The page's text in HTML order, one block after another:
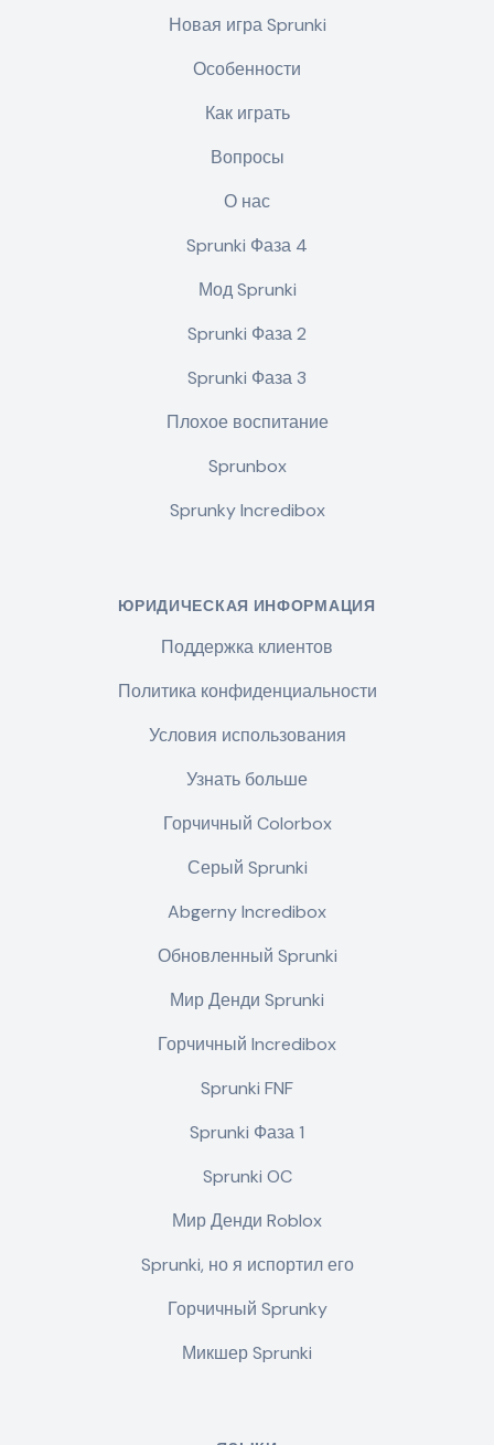
Новая игра Sprunki
Особенности
Как играть
Вопросы
О нас
Sprunki Фаза 4
Мод Sprunki
Sprunki Фаза 2
Sprunki Фаза 3
Плохое воспитание
Sprunbox
Sprunky Incredibox
ЮРИДИЧЕСКАЯ ИНФОРМАЦИЯ
Поддержка клиентов
Политика конфиденциальности
Условия использования
Узнать больше
Горчичный Colorbox
Серый Sprunki
Abgerny Incredibox
Обновленный Sprunki
Мир Денди Sprunki
Горчичный Incredibox
Sprunki FNF
Sprunki Фаза 1
Sprunki OC
Мир Денди Roblox
Sprunki, но я испортил его
Горчичный Sprunky
Микшер Sprunki